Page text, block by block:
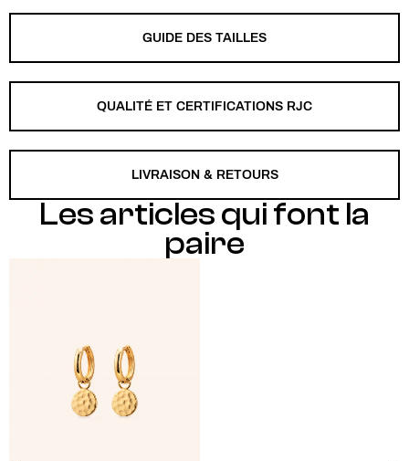
GUIDE DES TAILLES
QUALITÉ ET CERTIFICATIONS RJC
LIVRAISON & RETOURS
Les articles qui font la
paire